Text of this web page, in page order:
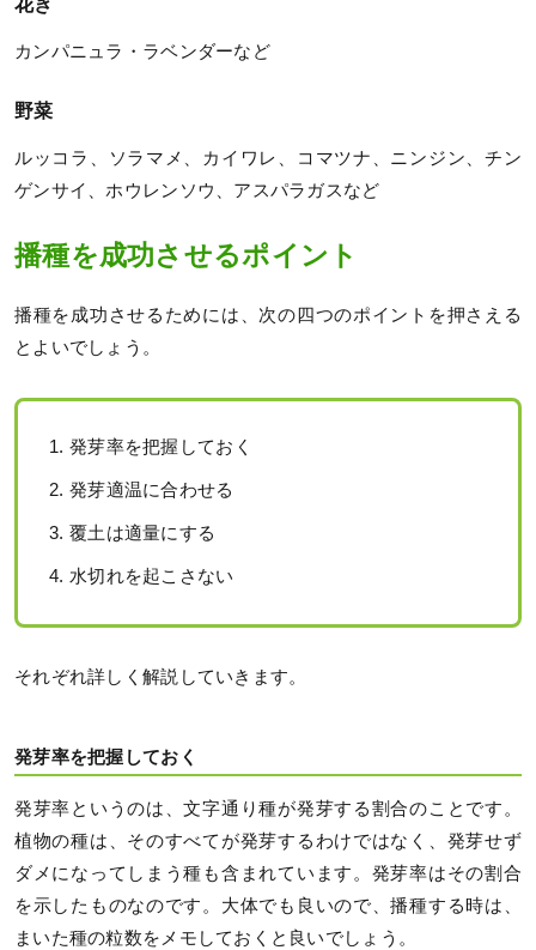
カンパニュラ・ラベンダーなど
野菜
ルッコラ、ソラマメ、カイワレ、コマツナ、ニンジン、チン
ゲンサイ、ホウレンソウ、アスパラガスなど
播種を成功させるポイント
播種を成功させるためには、次の四つのポイントを押さえる
とよいでしょう。
発芽率を把握しておく
発芽適温に合わせる
覆土は適量にする
水切れを起こさない
それぞれ詳しく解説していきます。
発芽率を把握しておく
発芽率というのは、文字通り種が発芽する割合のことです。
植物の種は、そのすべてが発芽するわけではなく、発芽せず
ダメになってしまう種も含まれています。発芽率はその割合
を示したものなのです。大体でも良いので、播種する時は、
まいた種の粒数をメモしておくと良いでしょう。